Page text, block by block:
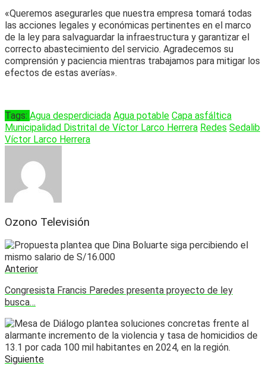
«Queremos asegurarles que nuestra empresa tomará todas
las acciones legales y económicas pertinentes en el marco
de la ley para salvaguardar la infraestructura y garantizar el
correcto abastecimiento del servicio. Agradecemos su
comprensión y paciencia mientras trabajamos para mitigar los
efectos de estas averías».
Tags: Agua desperdiciada Agua potable Capa asfáltica
Municipalidad Distrital de Víctor Larco Herrera Redes Sedalib
Víctor Larco Herrera
Ozono Televisión
Anterior
Congresista Francis Paredes presenta proyecto de ley
busca…
Siguiente